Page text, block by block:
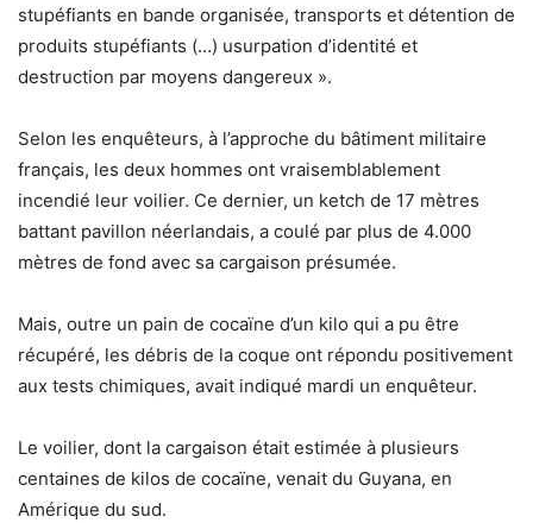
stupéfiants en bande organisée, transports et détention de
produits stupéfiants (…) usurpation d’identité et
destruction par moyens dangereux ».
Selon les enquêteurs, à l’approche du bâtiment militaire
français, les deux hommes ont vraisemblablement
incendié leur voilier. Ce dernier, un ketch de 17 mètres
battant pavillon néerlandais, a coulé par plus de 4.000
mètres de fond avec sa cargaison présumée.
Mais, outre un pain de cocaïne d’un kilo qui a pu être
récupéré, les débris de la coque ont répondu positivement
aux tests chimiques, avait indiqué mardi un enquêteur.
Le voilier, dont la cargaison était estimée à plusieurs
centaines de kilos de cocaïne, venait du Guyana, en
Amérique du sud.